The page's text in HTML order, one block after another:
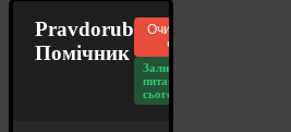
Pravdorub
Помічник
Очистити
чат
Залишилось
питань
сьогодні: 20